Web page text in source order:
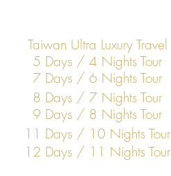
Taiwan Ultra Luxury Travel
5 Days / 4 Nights Tour
7 Days / 6 Nights Tour
8 Days / 7 Nights Tour
9 Days / 8 Nights Tour
11 Days / 10 Nights Tour
12 Days / 11 Nights Tour